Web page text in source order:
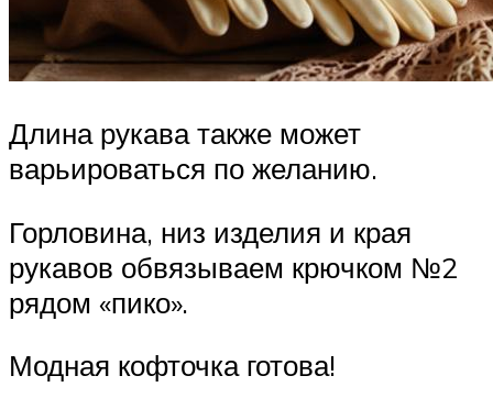
Длина рукава также может
варьироваться по желанию.
Горловина, низ изделия и края
рукавов обвязываем крючком №2
рядом «пико».
Модная кофточка готова!